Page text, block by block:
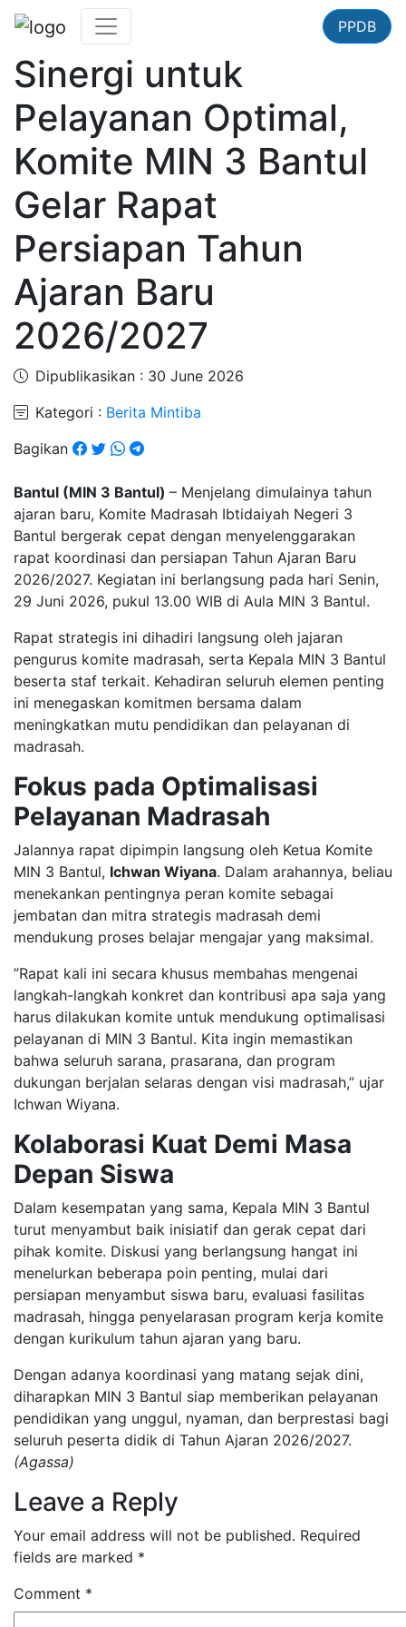
PPDB
Sinergi untuk
Pelayanan Optimal,
Komite MIN 3 Bantul
Gelar Rapat
Persiapan Tahun
Ajaran Baru
2026/2027
Dipublikasikan : 30 June 2026
Kategori : Berita Mintiba
Bagikan
Bantul (MIN 3 Bantul) – Menjelang dimulainya tahun
ajaran baru, Komite Madrasah Ibtidaiyah Negeri 3
Bantul bergerak cepat dengan menyelenggarakan
rapat koordinasi dan persiapan Tahun Ajaran Baru
2026/2027. Kegiatan ini berlangsung pada hari Senin,
29 Juni 2026, pukul 13.00 WIB di Aula MIN 3 Bantul.
​Rapat strategis ini dihadiri langsung oleh jajaran
pengurus komite madrasah, serta Kepala MIN 3 Bantul
beserta staf terkait. Kehadiran seluruh elemen penting
ini menegaskan komitmen bersama dalam
meningkatkan mutu pendidikan dan pelayanan di
madrasah.
Fokus pada Optimalisasi
Pelayanan Madrasah
​Jalannya rapat dipimpin langsung oleh Ketua Komite
MIN 3 Bantul, Ichwan Wiyana. Dalam arahannya, beliau
menekankan pentingnya peran komite sebagai
jembatan dan mitra strategis madrasah demi
mendukung proses belajar mengajar yang maksimal.
​”Rapat kali ini secara khusus membahas mengenai
langkah-langkah konkret dan kontribusi apa saja yang
harus dilakukan komite untuk mendukung optimalisasi
pelayanan di MIN 3 Bantul. Kita ingin memastikan
bahwa seluruh sarana, prasarana, dan program
dukungan berjalan selaras dengan visi madrasah,” ujar
Ichwan Wiyana.
Kolaborasi Kuat Demi Masa
Depan Siswa
​Dalam kesempatan yang sama, Kepala MIN 3 Bantul
turut menyambut baik inisiatif dan gerak cepat dari
pihak komite. Diskusi yang berlangsung hangat ini
menelurkan beberapa poin penting, mulai dari
persiapan menyambut siswa baru, evaluasi fasilitas
madrasah, hingga penyelarasan program kerja komite
dengan kurikulum tahun ajaran yang baru.
​Dengan adanya koordinasi yang matang sejak dini,
diharapkan MIN 3 Bantul siap memberikan pelayanan
pendidikan yang unggul, nyaman, dan berprestasi bagi
seluruh peserta didik di Tahun Ajaran 2026/2027.
(Agassa)
Leave a Reply
Your email address will not be published. Required
fields are marked *
Comment *